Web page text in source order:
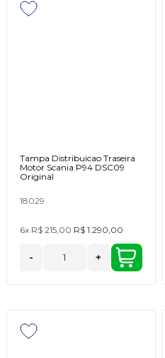
Tampa Distribuicao Traseira
Motor Scania P94 DSC09
Original
18029
6x R$ 215,00 R$ 1.290,00
- +